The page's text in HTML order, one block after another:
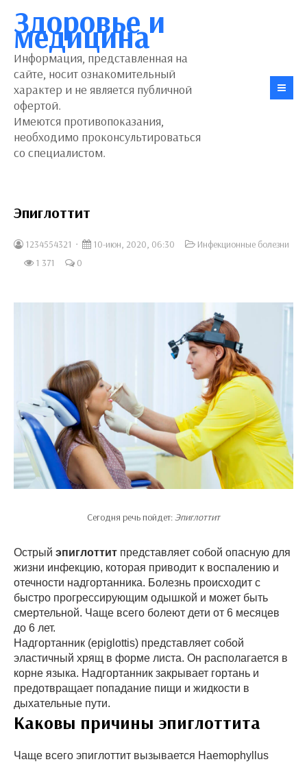
Здоровье и
медицина
Информация, представленная на
сайте, носит ознакомительный
характер и не является публичной
офертой.
Имеются противопоказания,
необходимо проконсультироваться
со специалистом.
Эпиглоттит
1234554321 10-июн, 2020, 06:30
Инфекционные болезни
1 371
0
Сегодня речь пойдет:Эпиглоттит
Острый эпиглоттит представляет собой опасную для
жизни инфекцию, которая приводит к воспалению и
отечности надгортанника. Болезнь происходит с
быстро прогрессирующим одышкой и может быть
смертельной. Чаще всего болеют дети от 6 месяцев
до 6 лет.
Надгортанник (epiglottis) представляет собой
эластичный хрящ в форме листа. Он располагается в
корне языка. Надгортанник закрывает гортань и
предотвращает попадание пищи и жидкости в
дыхательные пути.
Каковы причины эпиглоттита
Чаще всего эпиглоттит вызывается Haemophyllus